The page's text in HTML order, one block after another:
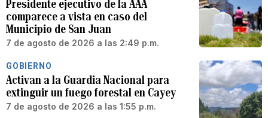
Presidente ejecutivo de la AAA
comparece a vista en caso del
Municipio de San Juan
7 de agosto de 2026 a las 2:49 p.m.
GOBIERNO
Activan a la Guardia Nacional para
extinguir un fuego forestal en Cayey
7 de agosto de 2026 a las 1:55 p.m.